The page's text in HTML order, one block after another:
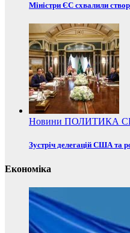
Міністри ЄС схвалили
Новини ПОЛИТИКА
Зустріч делегацій США та
Економіка